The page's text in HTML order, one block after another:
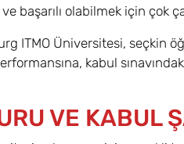
ve başarılı olabilmek için çok
ITMO Üniversitesi, seçkin
kabul
VE KABUL